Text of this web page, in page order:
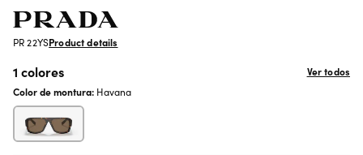
PR 22YSProduct details
1 colores
Ver todos
Color de montura: Havana